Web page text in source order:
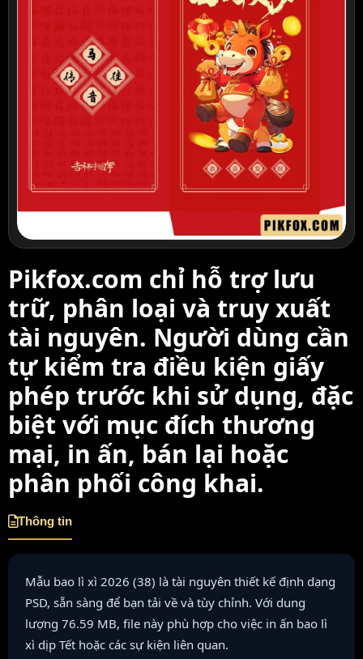
Pikfox.com chỉ hỗ trợ lưu
trữ, phân loại và truy xuất
tài nguyên. Người dùng cần
tự kiểm tra điều kiện giấy
phép trước khi sử dụng, đặc
biệt với mục đích thương
mại, in ấn, bán lại hoặc
phân phối công khai.
Thông tin
Mẫu bao lì xì 2026 (38) là tài nguyên thiết kế định dạng
PSD, sẵn sàng để bạn tải về và tùy chỉnh. Với dung
lượng 76.59 MB, file này phù hợp cho việc in ấn bao lì
xì dịp Tết hoặc các sự kiện liên quan.